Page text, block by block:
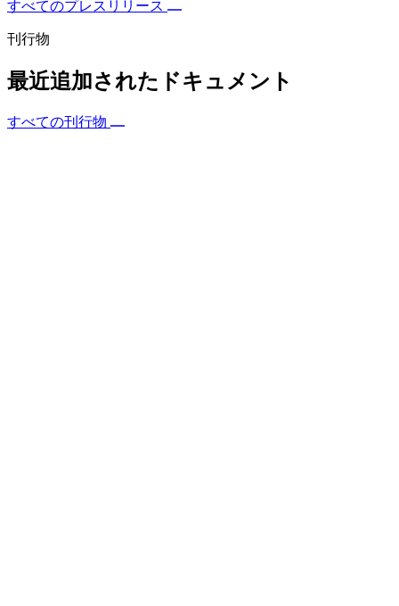
すべてのプレスリリース
刊行物
最近追加されたドキュメント
すべての刊行物